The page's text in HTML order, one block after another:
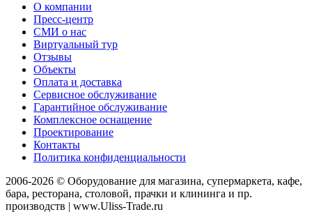
О компании
Пресс-центр
СМИ о нас
Виртуальный тур
Отзывы
Объекты
Оплата и доставка
Сервисное обслуживание
Гарантийное обслуживание
Комплексное оснащение
Проектирование
Контакты
Политика конфиденциальности
2006-2026 © Оборудование для магазина, супермаркета, кафе,
бара, ресторана, столовой, прачки и клининга и пр.
производств | www.Uliss-Trade.ru